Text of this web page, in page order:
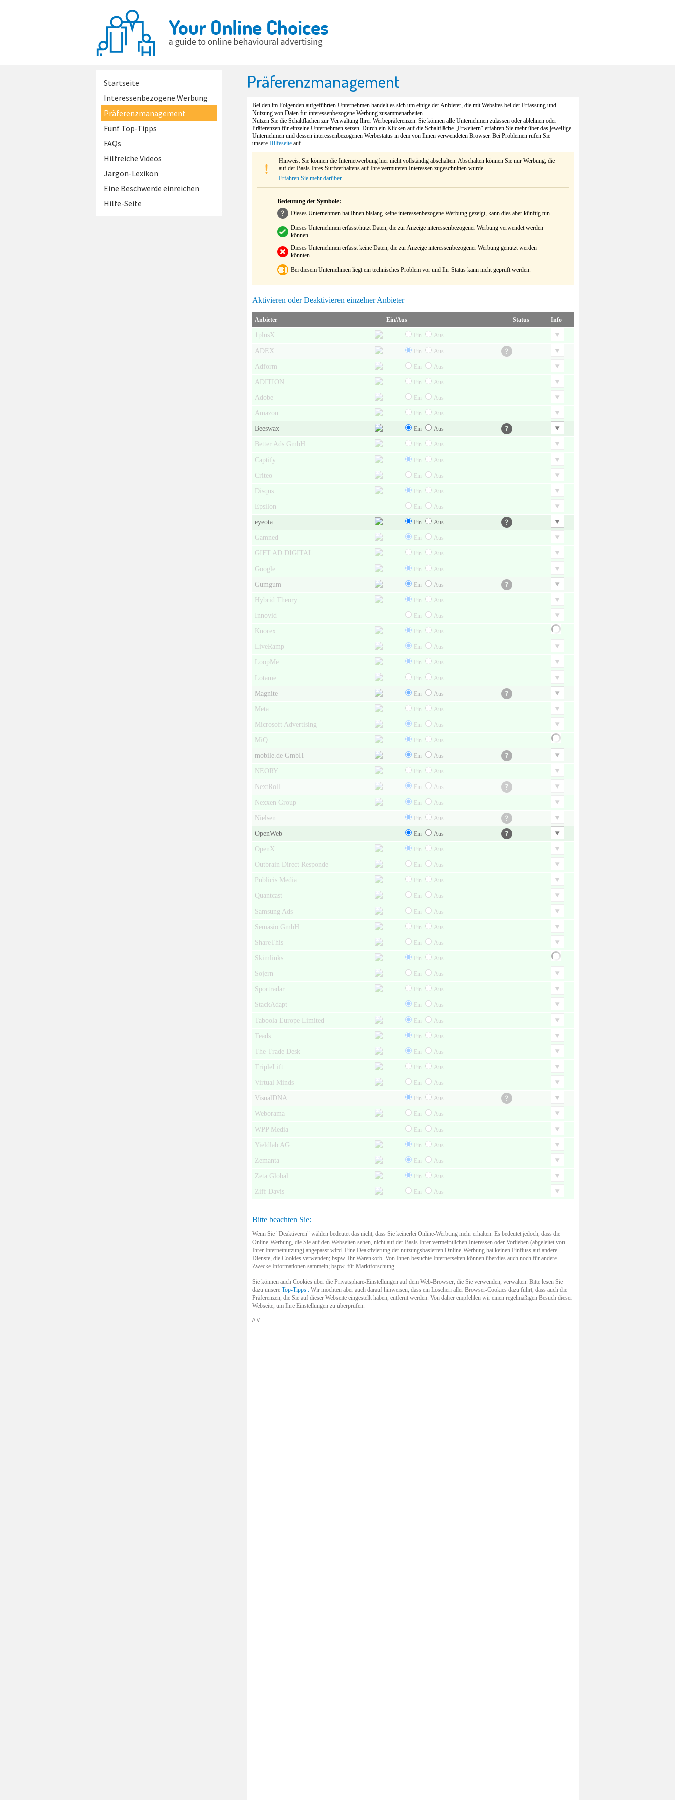
Startseite
Interessenbezogene Werbung
Präferenzmanagement
Fünf Top-Tipps
FAQs
Hilfreiche Videos
Jargon-Lexikon
Eine Beschwerde einreichen
Hilfe-Seite
Präferenzmanagement
Bei den im Folgenden aufgeführten Unternehmen handelt es sich um einige der Anbieter, die mit Websites bei der Erfassung und
Nutzung von Daten für interessenbezogene Werbung zusammenarbeiten.
Nutzen Sie die Schaltflächen zur Verwaltung Ihrer Werbepräferenzen. Sie können alle Unternehmen zulassen oder ablehnen oder
Präferenzen für einzelne Unternehmen setzen. Durch ein Klicken auf die Schaltfläche „Erweitern“ erfahren Sie mehr über das jeweilige
Unternehmen und dessen interessenbezogenen Werbestatus in dem von Ihnen verwendeten Browser. Bei Problemen rufen Sie
unsere Hilfeseite auf.
Hinweis: Sie können die Internetwerbung hier nicht vollständig abschalten. Abschalten können Sie nur Werbung, die
auf der Basis Ihres Surfverhaltens auf Ihre vermuteten Interessen zugeschnitten wurde.
Erfahren Sie mehr darüber
Bedeutung der Symbole:
Dieses Unternehmen hat Ihnen bislang keine interessenbezogene Werbung gezeigt, kann dies aber künftig tun.
Dieses Unternehmen erfasst/nutzt Daten, die zur Anzeige interessenbezogener Werbung verwendet werden
können.
Dieses Unternehmen erfasst keine Daten, die zur Anzeige interessenbezogener Werbung genutzt werden
könnten.
Bei diesem Unternehmen liegt ein technisches Problem vor und Ihr Status kann nicht geprüft werden.